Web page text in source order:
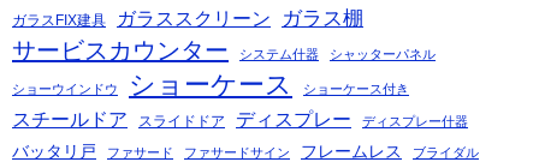
ガラスFIX建具 ガラススクリーン ガラス棚
サービスカウンター システム什器 シャッターパネル
ショーウインドウ ショーケース ショーケース付き
スチールドア スライドドア ディスプレー ディスプレー什器
バッタリ戸 ファサード ファサードサイン フレームレス ブライダル